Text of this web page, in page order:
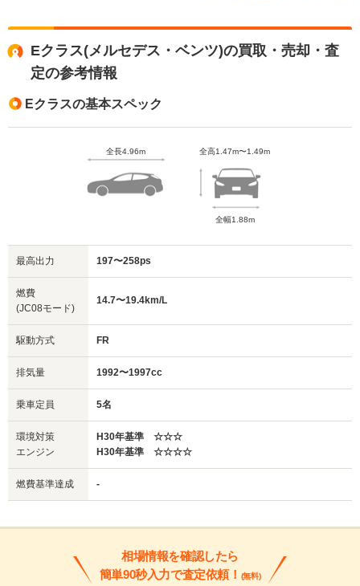
Eクラス(メルセデス・ベンツ)の買取・売却・査
定の参考情報
Eクラスの基本スペック
全長4.96m 全高1.47m〜1.49m
全幅1.88m
最高出力 197〜258ps
燃費
(JC08モード)
14.7〜19.4km/L
駆動方式 FR
排気量 1992〜1997cc
乗車定員 5名
環境対策
エンジン
H30年基準 ☆☆☆
H30年基準 ☆☆☆☆
燃費基準達成 -
相場情報を確認したら
簡単90秒入力で査定依頼！ (無料)